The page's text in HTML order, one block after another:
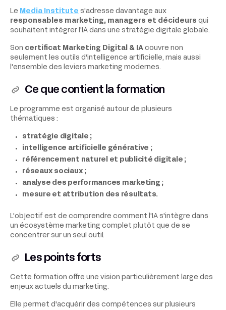
Le Media Institute s'adresse davantage aux
responsables marketing, managers et décideurs qui
souhaitent intégrer l'IA dans une stratégie digitale globale.
Son certificat Marketing Digital & IA couvre non
seulement les outils d'intelligence artificielle, mais aussi
l'ensemble des leviers marketing modernes.
Ce que contient la formation
Le programme est organisé autour de plusieurs
thématiques :
stratégie digitale ;
intelligence artificielle générative ;
référencement naturel et publicité digitale ;
réseaux sociaux ;
analyse des performances marketing ;
mesure et attribution des résultats.
L'objectif est de comprendre comment l'IA s'intègre dans
un écosystème marketing complet plutôt que de se
concentrer sur un seul outil.
Les points forts
Cette formation offre une vision particulièrement large des
enjeux actuels du marketing.
Elle permet d'acquérir des compétences sur plusieurs